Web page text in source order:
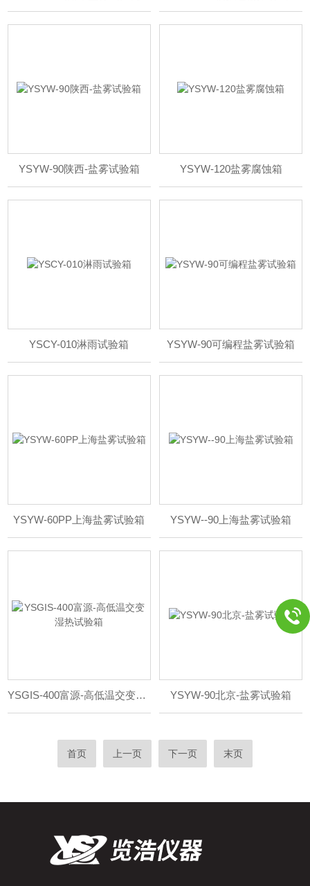
YSYW-90陕西-盐雾试验箱 YSYW-120盐雾腐蚀箱
YSCY-010淋雨试验箱 YSYW-90可编程盐雾试验箱
YSYW-60PP上海盐雾试验箱 YSYW--90上海盐雾试验箱
YSGIS-400富源-高低温交变湿热试验箱 YSYW-90北京-盐雾试验箱
首页 上一页 下一页 末页